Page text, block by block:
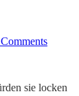
sie locken